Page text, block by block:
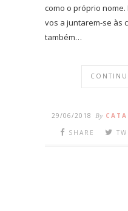
como o próprio
vos a juntarem-se às
também…
29/06/2018 By
SHARE